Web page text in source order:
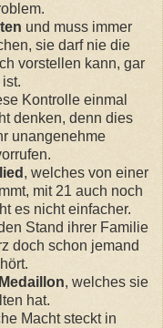
und muss immer
sie darf nie die
vorstellen kann, gar
Kontrolle einmal
denken, denn dies
unangenehme
, welches von einer
mit 21 auch noch
es nicht einfacher.
Stand ihrer Familie
doch schon jemand
Medaillon, welches sie
hat.
Macht steckt in